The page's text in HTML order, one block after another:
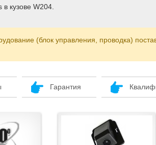
кузове W204.
(блок управления, проводка)
Гарантия